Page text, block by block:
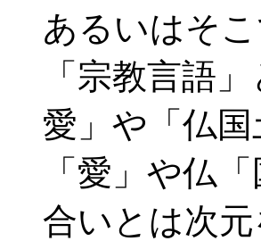
あるいはそ
「宗教言語
愛」や「仏
「愛」や仏
合いとは次